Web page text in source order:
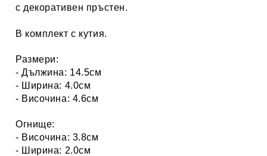
с декоративен пръстен.
В комплект с кутия.
Размери:
- Дължина: 14.5см
- Ширина: 4.0см
- Височина: 4.6см
Огнище:
- Височина: 3.8см
- Ширина: 2.0см